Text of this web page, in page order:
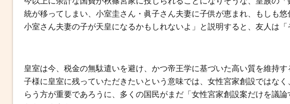
統が移ってしまい、小室圭さん・眞子さん夫妻に子供が恵まれ、もしも
小室さん夫妻の子が天皇になるかもしれないよ」と説明すると、友人は「
皇室は今、税金の無駄遣いを避け、かつ帝王学に基づいた高い質を維持
子様に皇室に残っていただきたいという意味では、女性宮家創設ではな
らう方が重要であろうに、多くの国民がまだ「女性宮家創設案だけを議